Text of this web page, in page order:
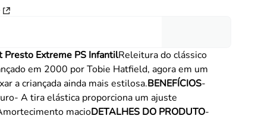
Presto Extreme PS InfantilReleitura do clássico
em 2000 por Tobie Hatfield, agora em um
a criançada ainda mais estilosa.BENEFÍCIOS-
A tira elástica proporciona um ajuste
macioDETALHES DO PRODUTO-